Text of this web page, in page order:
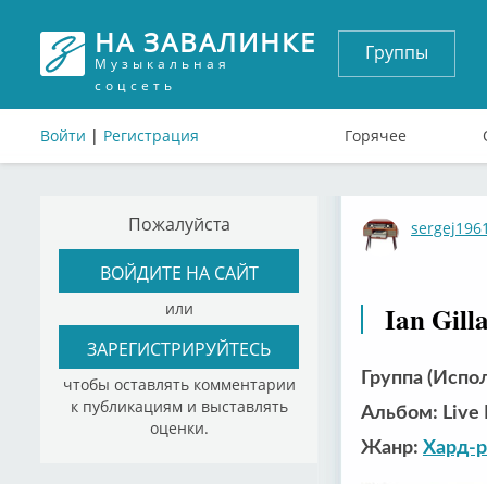
НА ЗАВАЛИНКЕ
Музыкальная
соцсеть
Войти | Регистрация
Группы
Горячее
Пожалуйста
ВОЙДИТЕ НА САЙТ
или
ЗАРЕГИСТРИРУЙТЕСЬ
чтобы оставлять комментарии
к публикациям и выставлять
оценки.
sergej1961
Ian
Группа
Альбом: Live
Жанр: Хард-